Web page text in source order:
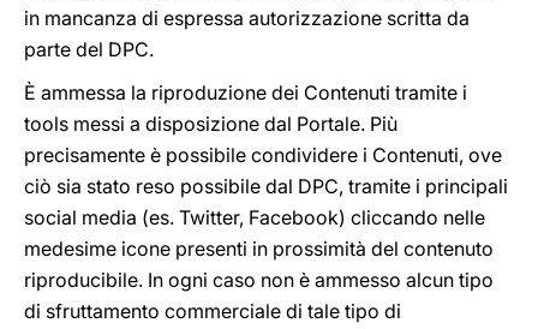
in mancanza di espressa autorizzazione scritta da
parte del DPC.
È ammessa la riproduzione dei Contenuti tramite i
tools messi a disposizione dal Portale. Più
precisamente è possibile condividere i Contenuti, ove
ciò sia stato reso possibile dal DPC, tramite i principali
social media (es. Twitter, Facebook) cliccando nelle
medesime icone presenti in prossimità del contenuto
riproducibile. In ogni caso non è ammesso alcun tipo
di sfruttamento commerciale di tale tipo di